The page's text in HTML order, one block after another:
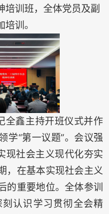
训班，全体党员及副
训。
全鑫主持开班仪式并作
学“第一议题”。会议强
现社会主义现代化夯实
，在基本实现社会主义
的重要地位。全体参训
认识学习贯彻全会精